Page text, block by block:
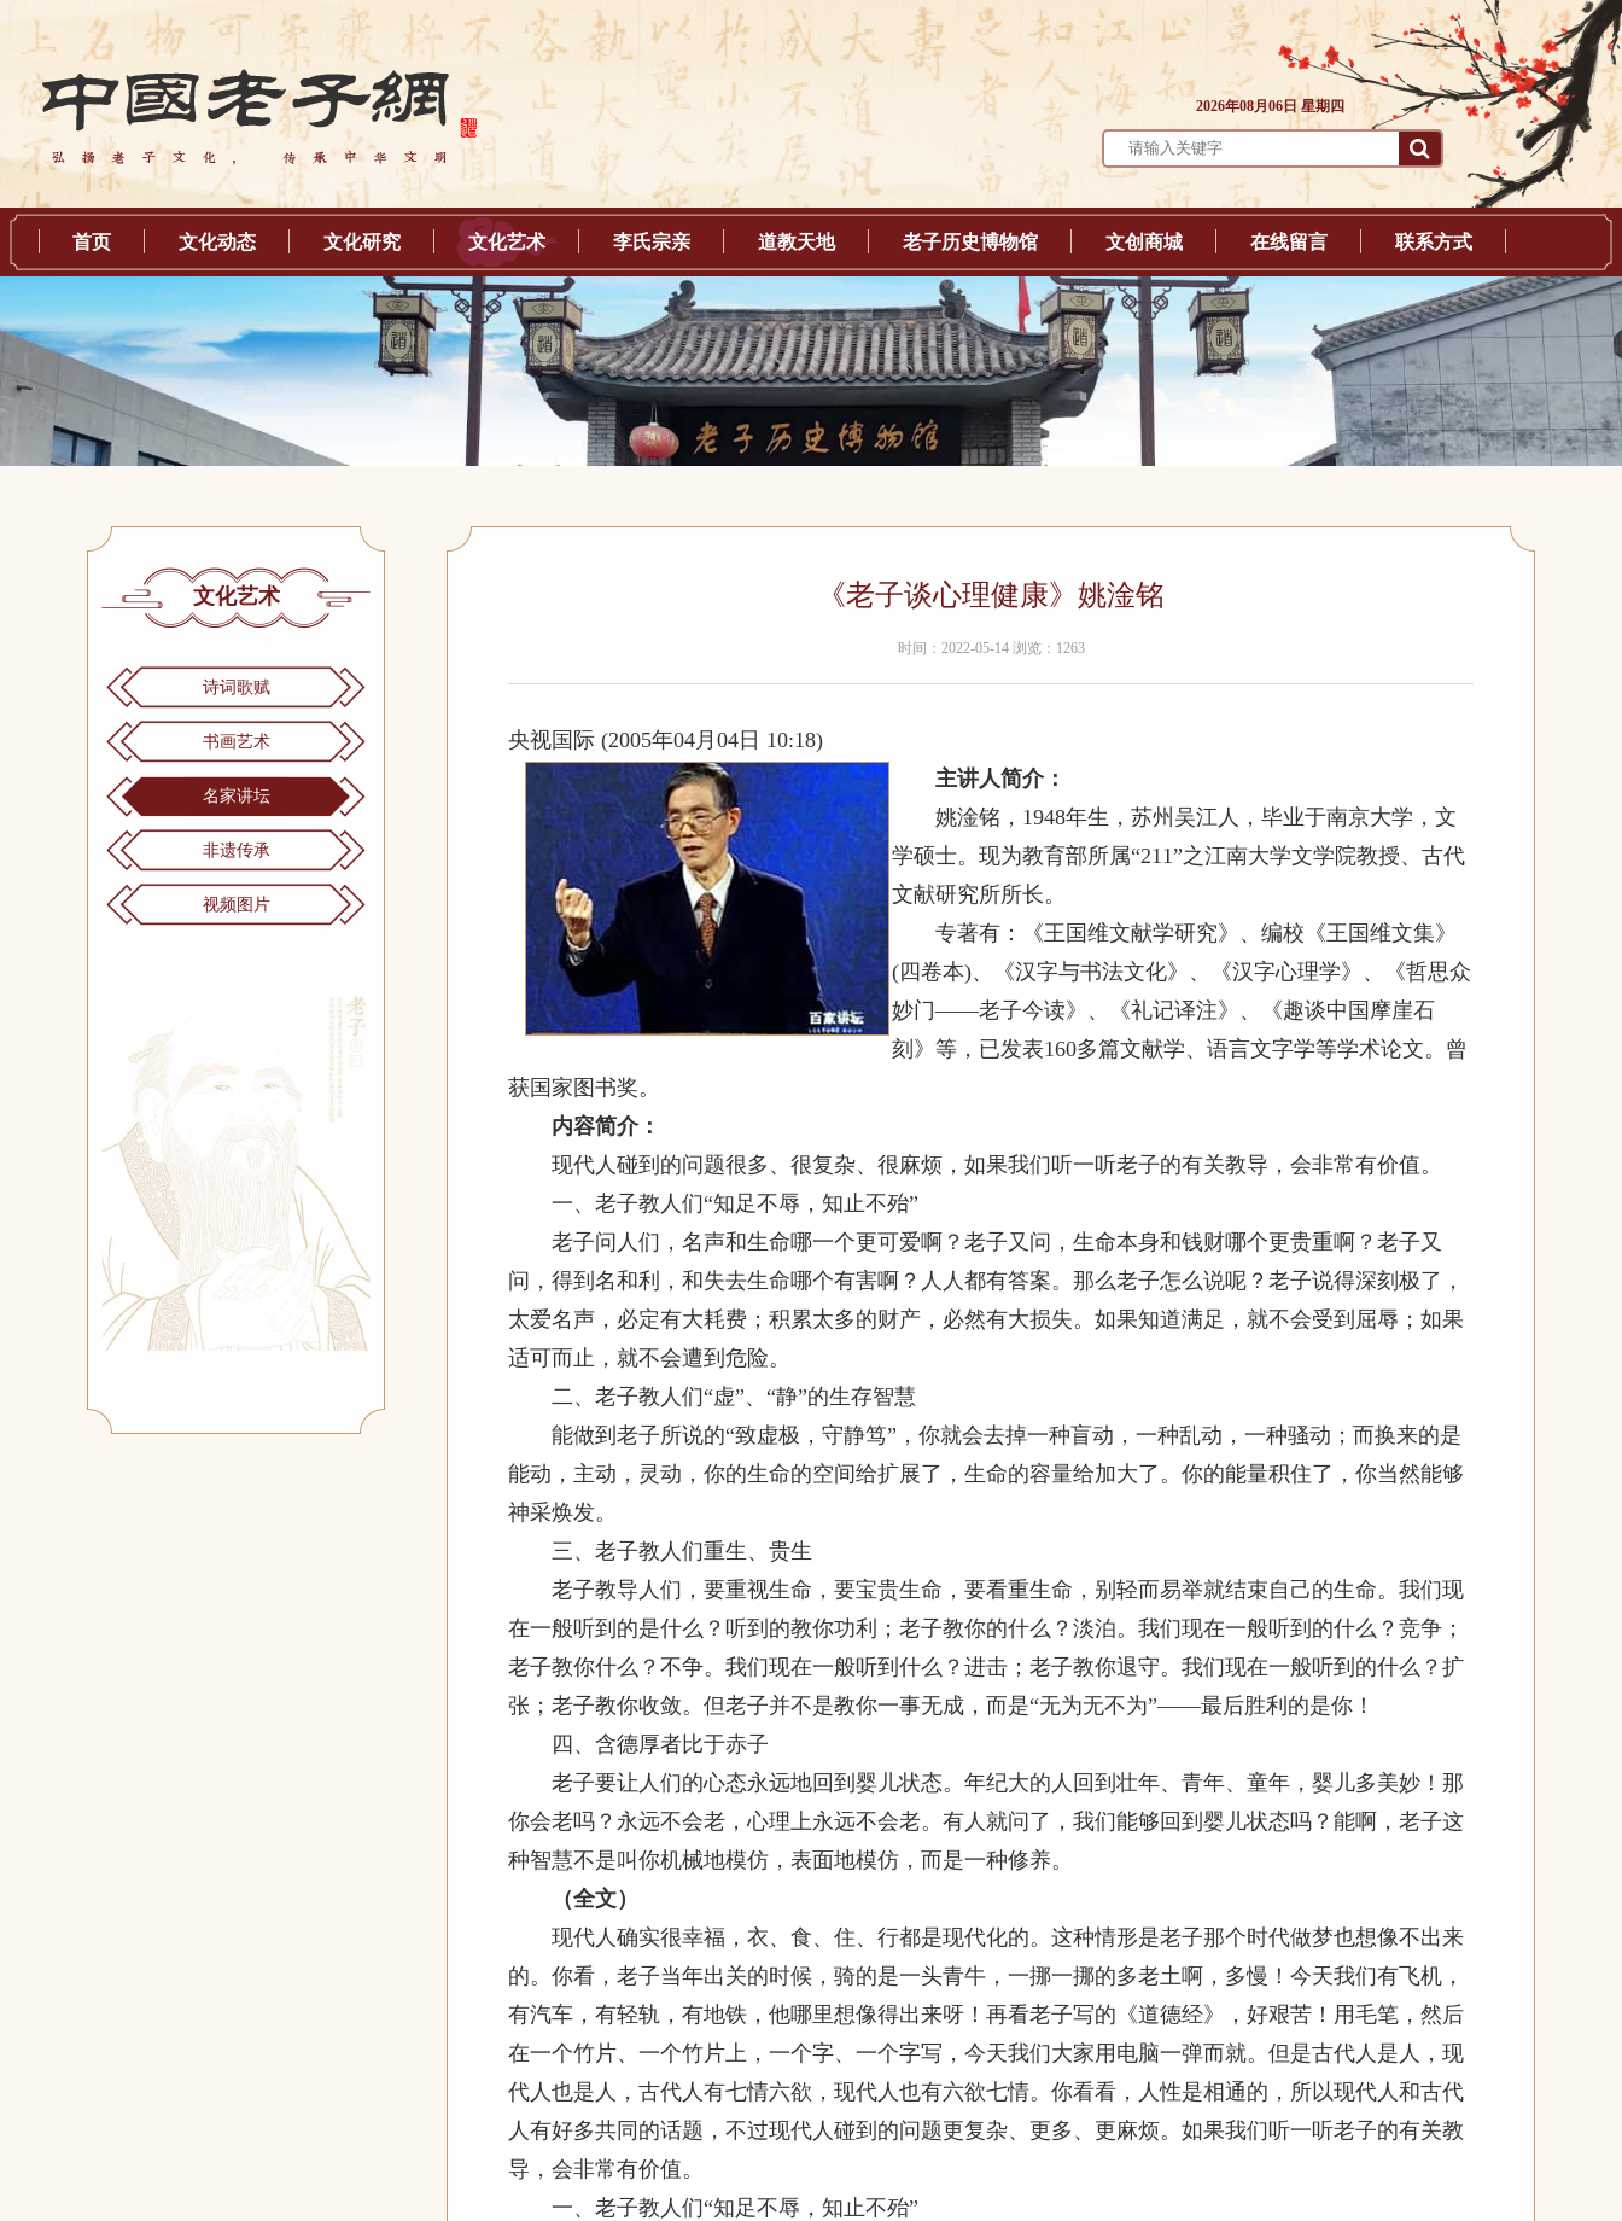
2026年08月06日 星期四
首页 文化动态 文化研究 文化艺术 李氏宗亲 道教天地 老子历史博物馆 文创商城 在线留言 联系方式
文化艺术
诗词歌赋
书画艺术
名家讲坛
非遗传承
视频图片
《老子谈心理健康》姚淦铭
时间：2022-05-14 浏览：1263
央视国际 (2005年04月04日 10:18)
主讲人简介：
姚淦铭，1948年生，苏州吴江人，毕业于南京大学，文
学硕士。现为教育部所属“211”之江南大学文学院教授、古代
文献研究所所长。
专著有：《王国维文献学研究》、编校《王国维文集》
(四卷本)、《汉字与书法文化》、《汉字心理学》、《哲思众
妙门——老子今读》、《礼记译注》、《趣谈中国摩崖石
刻》等，已发表160多篇文献学、语言文字学等学术论文。曾
获国家图书奖。
内容简介：
现代人碰到的问题很多、很复杂、很麻烦，如果我们听一听老子的有关教导，会非常有价值。
一、老子教人们“知足不辱，知止不殆”
老子问人们，名声和生命哪一个更可爱啊？老子又问，生命本身和钱财哪个更贵重啊？老子又
问，得到名和利，和失去生命哪个有害啊？人人都有答案。那么老子怎么说呢？老子说得深刻极了，
太爱名声，必定有大耗费；积累太多的财产，必然有大损失。如果知道满足，就不会受到屈辱；如果
适可而止，就不会遭到危险。
二、老子教人们“虚”、“静”的生存智慧
能做到老子所说的“致虚极，守静笃”，你就会去掉一种盲动，一种乱动，一种骚动；而换来的是
能动，主动，灵动，你的生命的空间给扩展了，生命的容量给加大了。你的能量积住了，你当然能够
神采焕发。
三、老子教人们重生、贵生
老子教导人们，要重视生命，要宝贵生命，要看重生命，别轻而易举就结束自己的生命。我们现
在一般听到的是什么？听到的教你功利；老子教你的什么？淡泊。我们现在一般听到的什么？竞争；
老子教你什么？不争。我们现在一般听到什么？进击；老子教你退守。我们现在一般听到的什么？扩
张；老子教你收敛。但老子并不是教你一事无成，而是“无为无不为”——最后胜利的是你！
四、含德厚者比于赤子
老子要让人们的心态永远地回到婴儿状态。年纪大的人回到壮年、青年、童年，婴儿多美妙！那
你会老吗？永远不会老，心理上永远不会老。有人就问了，我们能够回到婴儿状态吗？能啊，老子这
种智慧不是叫你机械地模仿，表面地模仿，而是一种修养。
（全文）
现代人确实很幸福，衣、食、住、行都是现代化的。这种情形是老子那个时代做梦也想像不出来
的。你看，老子当年出关的时候，骑的是一头青牛，一挪一挪的多老土啊，多慢！今天我们有飞机，
有汽车，有轻轨，有地铁，他哪里想像得出来呀！再看老子写的《道德经》，好艰苦！用毛笔，然后
在一个竹片、一个竹片上，一个字、一个字写，今天我们大家用电脑一弹而就。但是古代人是人，现
代人也是人，古代人有七情六欲，现代人也有六欲七情。你看看，人性是相通的，所以现代人和古代
人有好多共同的话题，不过现代人碰到的问题更复杂、更多、更麻烦。如果我们听一听老子的有关教
导，会非常有价值。
一、老子教人们“知足不辱，知止不殆”